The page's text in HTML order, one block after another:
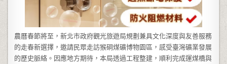
農曆春節將至，新北市政府觀光旅遊局規劃兼具文化深度與友善服務
的走春新選擇，邀請民眾走訪猴硐煤礦博物園區，感受臺灣礦業發展
的歷史脈絡。因應地方期待，本局透過工程整建，順利完成運煤橋與